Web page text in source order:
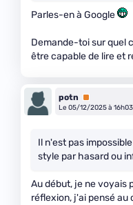
Parles-en à Google
Demande-toi sur quel
être capable de lire et
potn
Premium
Le 05/12/2025 à 16h03
Il n'est pas
style par hasard ou
Au début, je ne voyais
réflexion, j'ai pensé au